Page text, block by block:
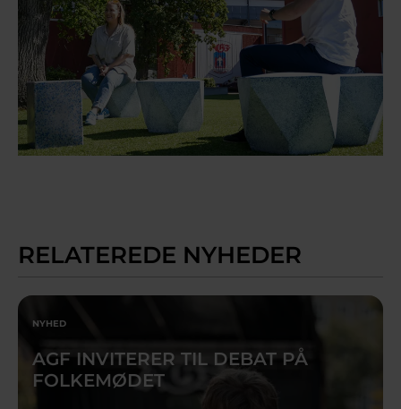
RELATEREDE NYHEDER
NYHED
AGF INVITERER TIL DEBAT PÅ
FOLKEMØDET